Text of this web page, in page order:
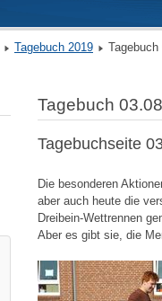
Tagebuch 2019
Tagebuch
Tagebuchseite
Die besonderen
aber auch heute die
Dreibein-Wettrennen
Aber es gibt sie, die